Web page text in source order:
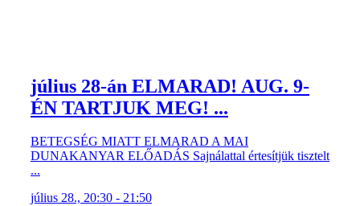
július 28-án ELMARAD! AUG. 9-
ÉN TARTJUK MEG! ...
BETEGSÉG MIATT ELMARAD A MAI
DUNAKANYAR ELŐADÁS Sajnálattal értesítjük tisztelt
...
július 28., 20:30 - 21:50